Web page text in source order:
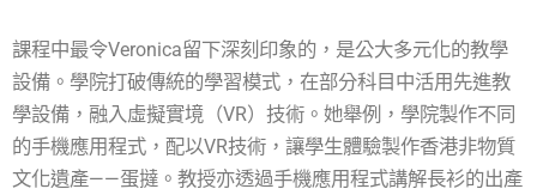
課程中最令Veronica留下深刻印象的，是公大多元化的教學
設備。學院打破傳統的學習模式，在部分科目中活用先進教
學設備，融入虛擬實境（VR）技術。她舉例，學院製作不同
的手機應用程式，配以VR技術，讓學生體驗製作香港非物質
文化遺產——蛋撻。教授亦透過手機應用程式講解長衫的出產